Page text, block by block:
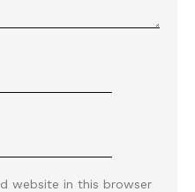
website in this browser